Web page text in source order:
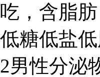
吃，含脂
低糖低盐
2男性分泌